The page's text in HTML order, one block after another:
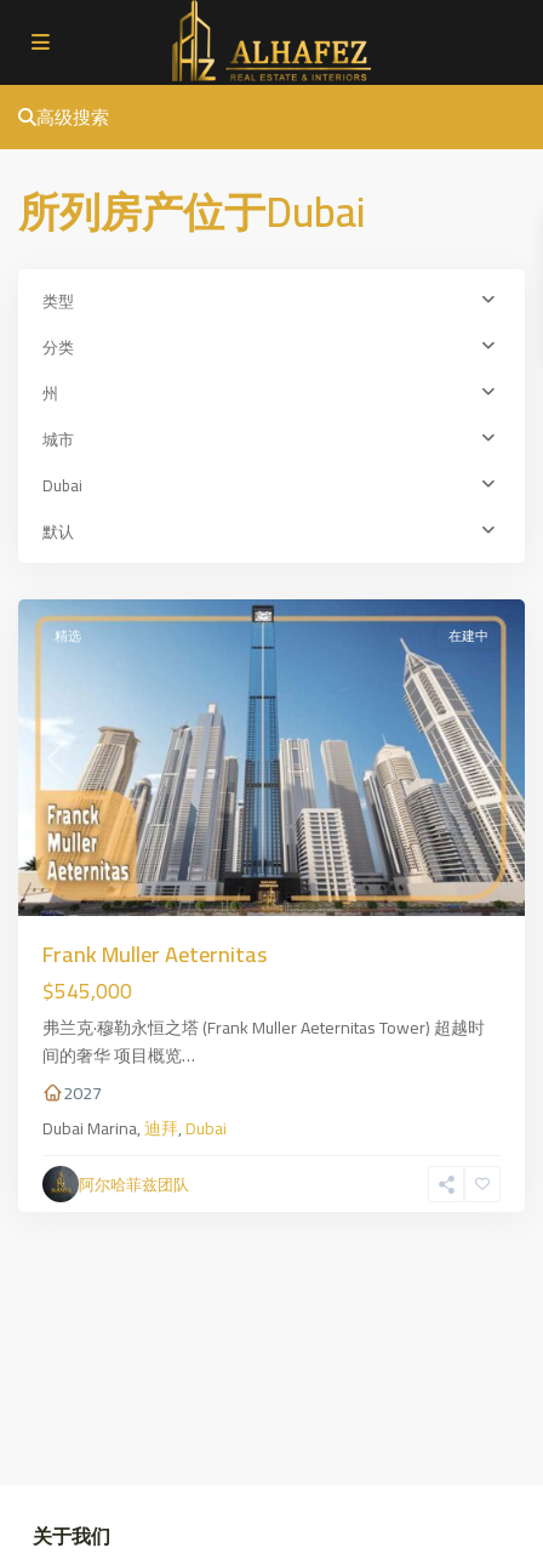
高级搜索
所列房产位于Dubai
类型
分类
州
城市
Dubai
默认
Dubai
迪
Previous Next
精选 在建中
Frank Muller Aeternitas
$545,000
弗兰克·穆勒永恒之塔 (Frank Muller Aeternitas Tower) 超越时
间的奢华 项目概览…
2027
Dubai Marina,迪拜,Dubai
阿尔哈菲兹团队
关于我们